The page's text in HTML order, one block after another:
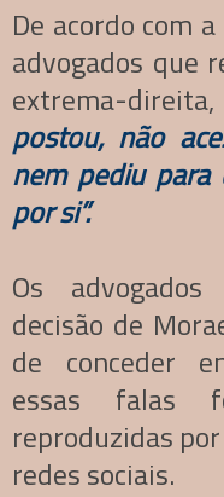
De acordo com
advogados que
extrema-direita,
postou, não
nem pediu para
por si”.
Os
decisão de
de conceder
essas falas
reproduzidas
redes sociais.